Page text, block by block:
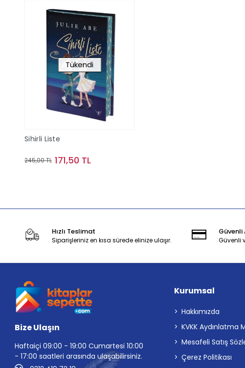
Tükendi
Sihirli Liste
245,00 TL 171,50 TL
Hızlı Teslimat
Siparişleriniz en kısa sürede elinize ulaşır.
Güvenli
Güvenli
Bize Ulaşın
Haftaiçi 09:00 - 19:00 Cumartesi 10:00
- 17:00 saatleri arasında ulaşabilirsiniz.
Kurumsal
Hakkımızda
KVKK Aydınlatma
Mesafeli Satış
Çerez Politikası